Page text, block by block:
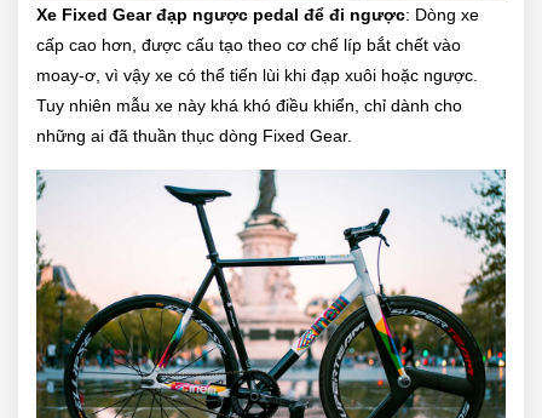
Xe Fixed Gear đạp ngược pedal để đi ngược: Dòng xe
cấp cao hơn, được cấu tạo theo cơ chế líp bắt chết vào
moay-ơ, vì vậy xe có thể tiến lùi khi đạp xuôi hoặc ngược.
Tuy nhiên mẫu xe này khá khó điều khiển, chỉ dành cho
những ai đã thuần thục dòng Fixed Gear.